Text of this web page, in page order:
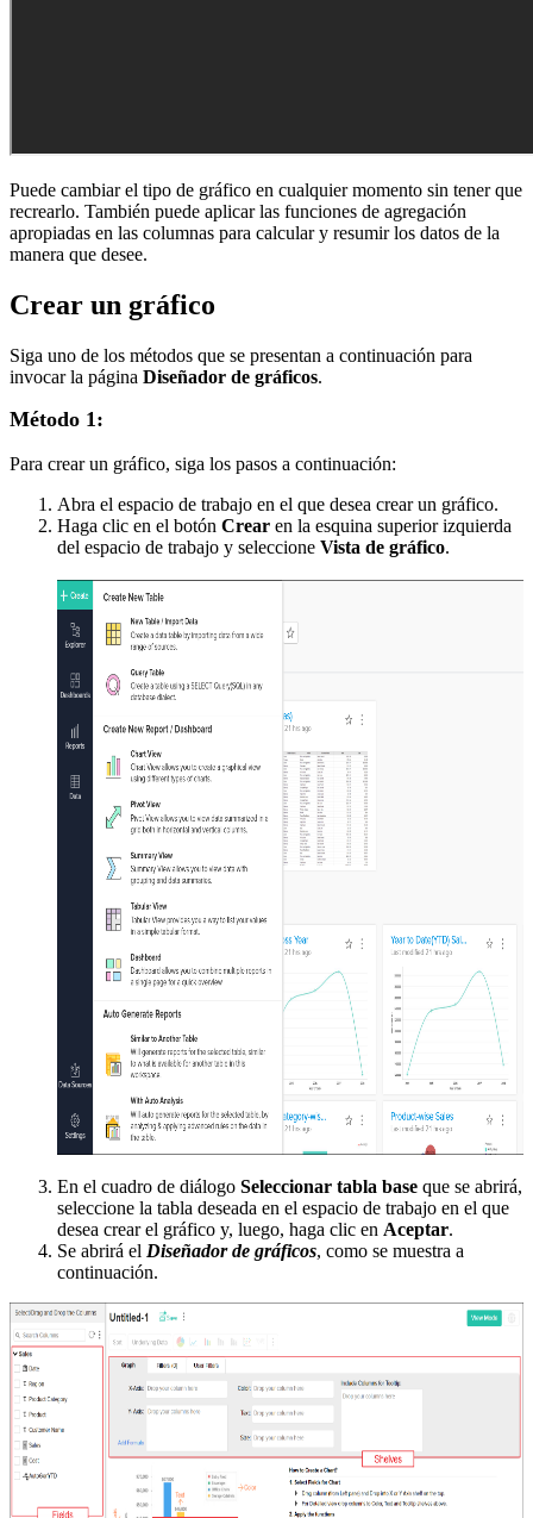
Puede cambiar el tipo de gráfico en cualquier momento sin tener que
recrearlo. También puede aplicar las funciones de agregación
apropiadas en las columnas para calcular y resumir los datos de la
manera que desee.
Crear un gráfico
Siga uno de los métodos que se presentan a continuación para
invocar la página Diseñador de gráficos.
Método 1:
Para crear un gráfico, siga los pasos a continuación:
Abra el espacio de trabajo en el que desea crear un gráfico.
Haga clic en el botón Crear en la esquina superior izquierda
del espacio de trabajo y seleccione Vista de gráfico.
En el cuadro de diálogo Seleccionar tabla base que se abrirá,
seleccione la tabla deseada en el espacio de trabajo en el que
desea crear el gráfico y, luego, haga clic en Aceptar.
Se abrirá el Diseñador de gráficos, como se muestra a
continuación.